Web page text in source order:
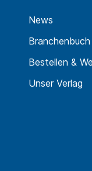
News
Branchenbuch
Bestellen &
Unser Verlag